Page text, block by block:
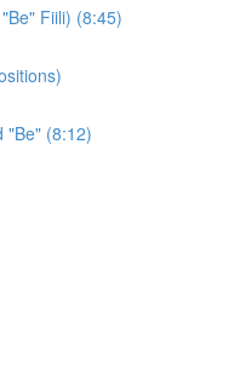
Fiili) (8:45)
"Be" (8:12)